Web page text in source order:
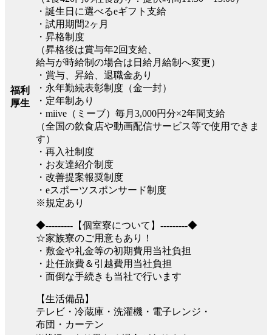
福利
厚生
・誕生日に選べるeギフト支給
・試用期間2ヶ月
・昇格制度
（昇格後は賞与年2回支給、
給与が時給制の場合は日給月給制へ変更）
・賞与、昇給、退職金あり
・永年勤続表彰制度（金一封）
・定年制あり
・miive（ミーブ）毎月3,000円分×2年間支給
（全国の飲食店や動画配信サービス等で使用できま
す）
・再入社制度
・お友達紹介制度
・改善提案報奨制度
・eスポーツスポンサード制度
※規定あり
◆---------【個室寮について】---------◆
☆家族寮のご用意もあり！
・敷金や礼金等の初期費用当社負担
・赴任旅費＆引越費用当社負担
・面倒な手続きも当社で行います
【生活備品】
テレビ・冷蔵庫・洗濯機・電子レンジ・
布団・カーテン